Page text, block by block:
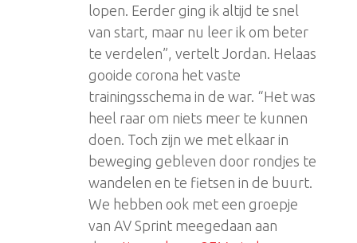
lopen. Eerder ging ik altijd te snel
van start, maar nu leer ik om beter
te verdelen”, vertelt Jordan. Helaas
gooide corona het vaste
trainingsschema in de war. “Het was
heel raar om niets meer te kunnen
doen. Toch zijn we met elkaar in
beweging gebleven door rondjes te
wandelen en te fietsen in de buurt.
We hebben ook met een groepje
van AV Sprint meegedaan aan